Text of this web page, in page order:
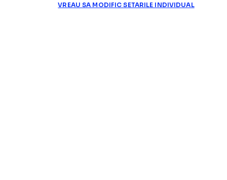
VREAU SA MODIFIC SETARILE INDIVIDUAL